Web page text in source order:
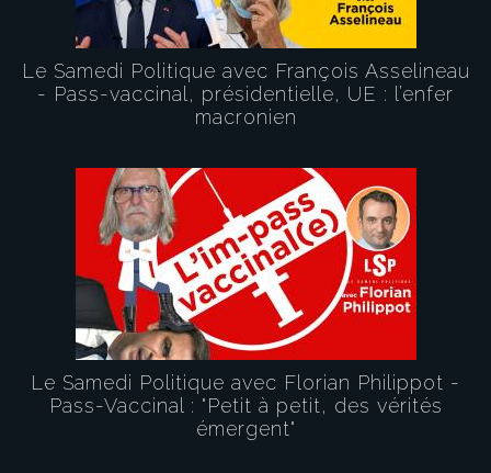
Le Samedi Politique avec François Asselineau
- Pass-vaccinal, présidentielle, UE : l’enfer
macronien
Le Samedi Politique avec Florian Philippot -
Pass-Vaccinal : "Petit à petit, des vérités
émergent"